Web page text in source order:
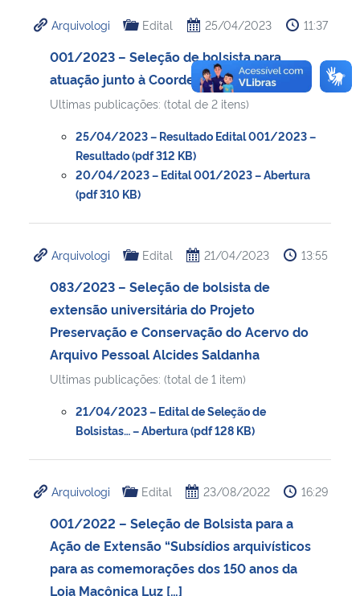
Arquivologi Edital 25/04/2023 11:37
001/2023 – Seleção de bolsista para
atuação junto à Coordenação
Ultimas publicações: (total de 2 itens)
25/04/2023 – Resultado Edital 001/2023 –
Resultado (pdf 312 KB)
20/04/2023 – Edital 001/2023 – Abertura
(pdf 310 KB)
Arquivologi Edital 21/04/2023 13:55
083/2023 – Seleção de bolsista de
extensão universitária do Projeto
Preservação e Conservação do Acervo do
Arquivo Pessoal Alcides Saldanha
Ultimas publicações: (total de 1 item)
21/04/2023 – Edital de Seleção de
Bolsistas… – Abertura (pdf 128 KB)
Arquivologi Edital 23/08/2022 16:29
001/2022 – Seleção de Bolsista para a
Ação de Extensão “Subsídios arquivísticos
para as comemorações dos 150 anos da
Loja Maçônica Luz […]